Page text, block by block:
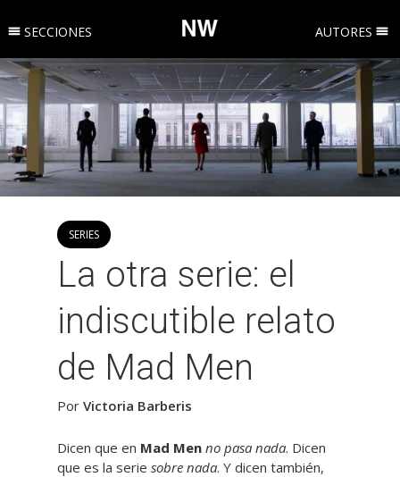
SECCIONES AUTORES
SERIES
La otra serie: el
indiscutible relato
de Mad Men
Por Victoria Barberis
Dicen que en Mad Men no pasa nada. Dicen
que es la serie sobre nada. Y dicen también,